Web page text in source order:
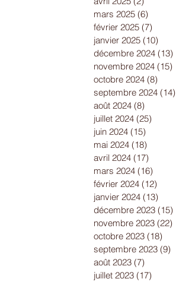
mars 2025 (6)
février 2025 (7)
janvier 2025 (10)
décembre 2024 (13)
novembre 2024 (15)
octobre 2024 (8)
septembre 2024 (14)
août 2024 (8)
juillet 2024 (25)
juin 2024 (15)
mai 2024 (18)
avril 2024 (17)
mars 2024 (16)
février 2024 (12)
janvier 2024 (13)
décembre 2023 (15)
novembre 2023 (22)
octobre 2023 (18)
septembre 2023 (9)
août 2023 (7)
juillet 2023 (17)